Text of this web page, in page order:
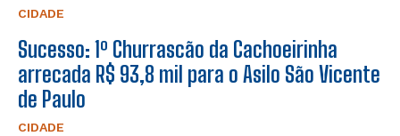
CIDADE
Sucesso: 1º Churrascão da Cachoeirinha
arrecada R$ 93,8 mil para o Asilo São Vicente
de Paulo
CIDADE